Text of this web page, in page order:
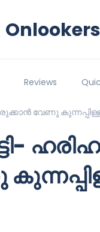
Reviews
വേണു